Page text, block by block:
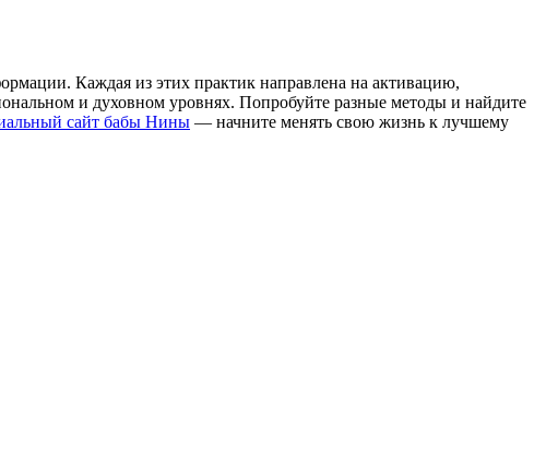
Каждая из этих практик направлена на активацию,
и духовном уровнях. Попробуйте разные методы и найдите
сайт бабы Нины — начните менять свою жизнь к лучшему